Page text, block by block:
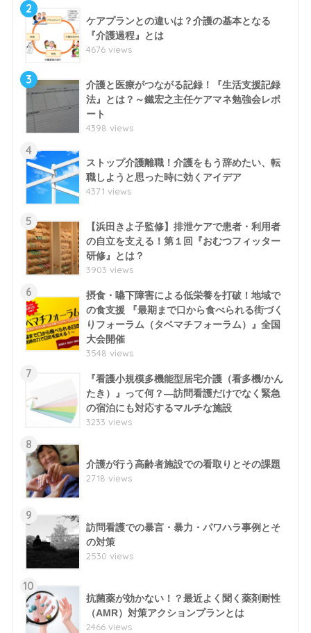
2
ケアプランとの違いは？介護の基本となる
『介護過程』とは
4676 views
3
介護と医療がつながる記録！『生活支援記録
法』とは？～鐵宏之主任ケアマネ勉強会レポ
ート
4398 views
4
ストップ介護離職！介護をもう辞めたい、転
職しようと思った時に効くアイデア
4371 views
5
【浜田きよ子監修】排泄ケアで患者・利用者
の自立を支える！第１回『おむつフィッター
研修』とは？
3903 views
6
摂食・嚥下障害による低栄養を打破！地域で
の食支援 『最期まで口から食べられる街づく
りフォーラム（タベマチフォーラム）』全国
大会開催
3548 views
7
『看護小規模多機能型居宅介護（看多機/かん
たき）』って何？―訪問看護だけでなく緊急
の宿泊にも対応するマルチな施設
3233 views
8
介護が行う高齢者施設での看取りとその課題
2718 views
9
訪問看護での暴言・暴力・パワハラ事例とそ
の対策
2530 views
10
抗菌薬が効かない！？最近よく聞く薬剤耐性
（AMR）対策アクションプランとは
2466 views